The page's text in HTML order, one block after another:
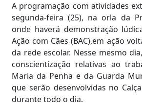
A programação com atividades
segunda-feira (25), na orla da
onde haverá demonstração
Ação com Cães (BAC),em ação
da rede escolar. Nesse mesmo
conscientização relativas ao
Maria da Penha e da Guarda
que serão desenvolvidas no
durante todo o dia.